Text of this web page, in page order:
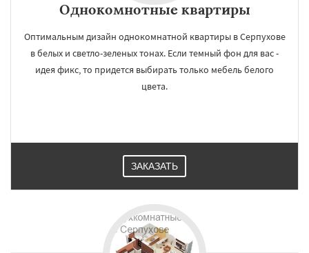
Однокомнотные квартиры
Оптимальным дизайн однокомнатной квартиры в Серпухове
в белых и светло-зеленых тонах. Если темный фон для вас -
идея фикс, то придется выбирать только мебель белого
цвета.
ЗАКАЗАТЬ